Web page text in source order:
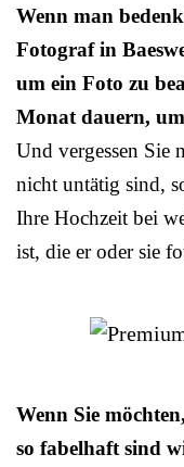
Wenn man
Fotograf in
um ein Foto zu
Monat dauern,
Und vergessen Sie
nicht untätig sind,
Ihre Hochzeit bei
ist, die er oder sie
Wenn Sie
so fabelhaft sind